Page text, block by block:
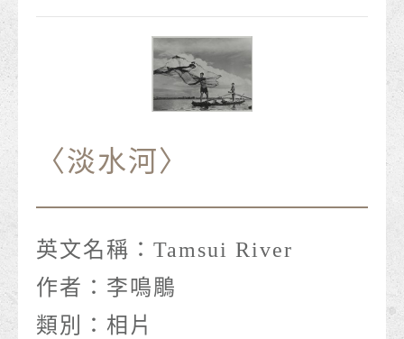
〈淡水河〉
英文名稱： Tamsui River
作者： 李鳴鵰
類別： 相片